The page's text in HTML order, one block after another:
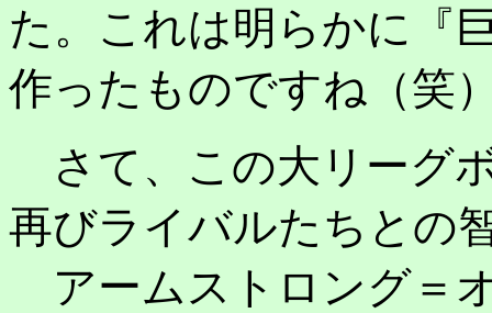
た。これは明らかに『
作ったものですね（笑
さて、この大リーグ
再びライバルたちとの
アームストロング＝